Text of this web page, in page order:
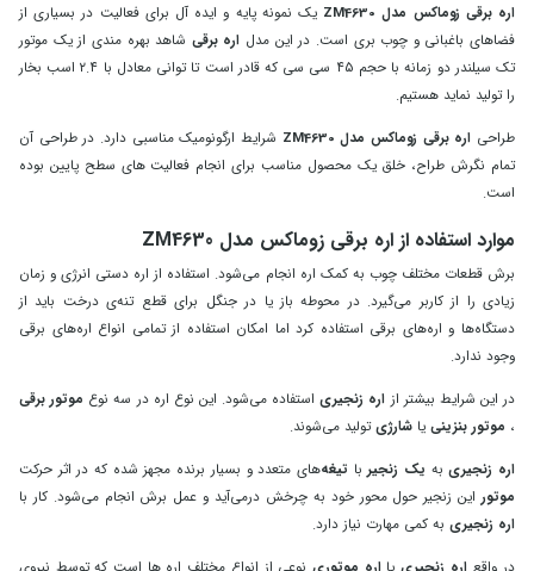
اره برقی زوماکس مدل ZM4630
یک نمونه پایه و ایده ‌آل برای فعالیت در بسیاری از
فضاهای باغبانی و چوب بری است. در این مدل اره برقی شاهد بهره‌ مندی از یک موتور
تک سیلندر دو زمانه با حجم ۴۵ سی سی که قادر است تا توانی معادل با ۲.۴ اسب بخار
را تولید نماید هستیم.
طراحی اره برقی زوماکس مدل ZM4630
شرایط ارگونومیک مناسبی دارد. در طراحی آن
تمام نگرش طراح، خلق یک محصول مناسب برای انجام فعالیت ‌های سطح پایین بوده
است.
موارد استفاده از اره برقی زوماکس مدل ZM4630
برش قطعات مختلف چوب به کمک اره انجام می‌شود. استفاده از اره‌ دستی انرژی و زمان
زیادی را از کاربر می‌گیرد. در محوطه‌ باز یا در جنگل برای قطع تنه‌ی درخت باید از
دستگاه‌ها و اره‌های برقی استفاده کرد اما امکان استفاده از تمامی انواع اره‌های برقی
وجود ندارد.
در این شرایط بیشتر از اره‌ زنجیریاستفاده می‌شود. این نوع اره در سه نوع موتور برقی
، موتور بنزینی یا شارژیتولید می‌شوند.
اره‌ زنجیریبه یک زنجیربا تیغه‌های متعدد و بسیار برنده مجهز شده که در اثر حرکت
موتور این زنجیر حول محور خود به چرخش درمی‌آید و عمل برش انجام می‌شود. کار با
اره‌ زنجیری به کمی مهارت نیاز دارد.